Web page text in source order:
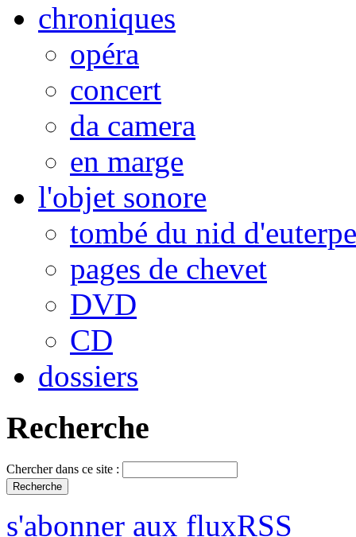
chroniques
opéra
concert
da camera
en marge
l'objet sonore
tombé du nid d'euterpe
pages de chevet
DVD
CD
dossiers
Recherche
Chercher dans ce site :
s'abonner aux fluxRSS